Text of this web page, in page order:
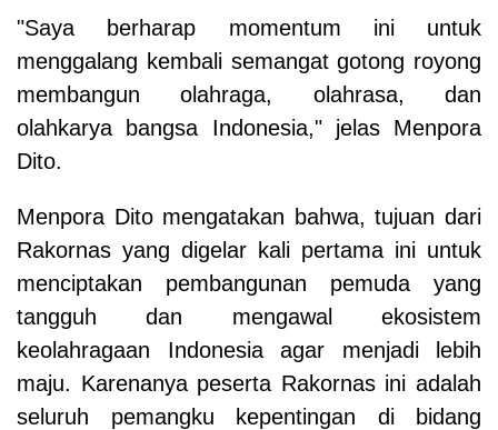
"Saya berharap momentum ini untuk
menggalang kembali semangat gotong royong
membangun olahraga, olahrasa, dan
olahkarya bangsa Indonesia," jelas Menpora
Dito.
Menpora Dito mengatakan bahwa, tujuan dari
Rakornas yang digelar kali pertama ini untuk
menciptakan pembangunan pemuda yang
tangguh dan mengawal ekosistem
keolahragaan Indonesia agar menjadi lebih
maju. Karenanya peserta Rakornas ini adalah
seluruh pemangku kepentingan di bidang